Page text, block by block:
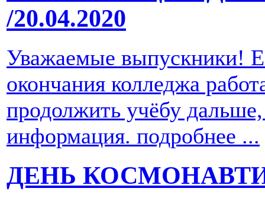
/20.04.2020
Уважаемые выпускники!
окончания колледжа
продолжить учёбу
информация. подробнее ...
ДЕНЬ